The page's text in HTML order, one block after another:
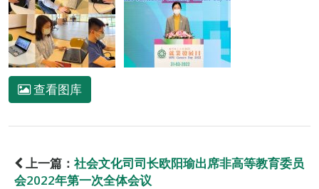
查看图库
上一篇： 社会文化司司长欧阳瑜出席非高等教育委员
会2022年第一次全体会议